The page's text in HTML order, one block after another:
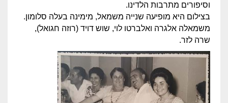
וסיפורים מתרבות הלדינו.
בצילום היא מופיעה שנייה משמאל, מימינה בעלה סלומון.
משמאלה אלגרה ואלברטו לוי, שוש דויד (רוזה חגואל),
שרה לזר.